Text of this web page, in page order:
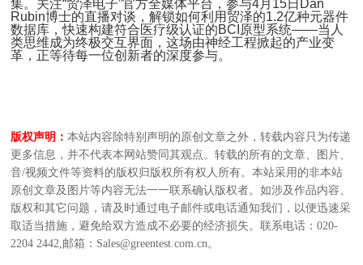
集。关注“贸泽电子”官方全媒体平台，参与4月15日Dan
Rubin博士的直播对谈，解锁如何利用贸泽的1.2亿种元器件
数据库，快速构建符合医疗级认证的BCI原型系统——当人
类思维成为终极交互界面，这场由神经工程掀起的产业变
革，正等待每一位创新者的深度参与。
版权声明：本站内容除特别声明的原创文章之外，转载内容只为传递
更多信息，并不代表本网站赞同其观点。转载的所有的文章、图片、
音/视频文件等资料的版权归版权所有权人所有。本站采用的非本站
原创文章及图片等内容无法一一联系确认版权者。如涉及作品内容、
版权和其它问题，请及时通过电子邮件或电话通知我们，以便迅速采
取适当措施，避免给双方造成不必要的经济损失。联系电话：020-
2204 2442,邮箱：Sales@greentest.com.cn。